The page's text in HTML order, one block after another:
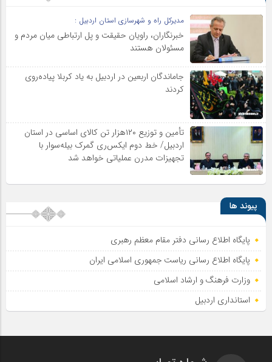
مدیرکل راه و شهرسازی استان اردبیل :
خبرنگاران، راویان حقیقت و پل ارتباطی میان مردم و
مسئولان هستند
جاماندگان اربعین در اردبیل به یاد کربلا پیاده‌روی
کردند
تأمین و توزیع ۱۲۰هزار تن کالای اساسی در استان
اردبیل/ خط دوم ایکس‌ری گمرک بیله‌سوار با
تجهیزات مدرن عملیاتی خواهد شد
پیوند ها
پایگاه اطلاع رسانی دفتر مقام معظم رهبری
پایگاه اطلاع‌ رسانی ریاست‌ جمهوری اسلامی ایران
وزارت فرهنگ و ارشاد اسلامی
استانداری اردبیل